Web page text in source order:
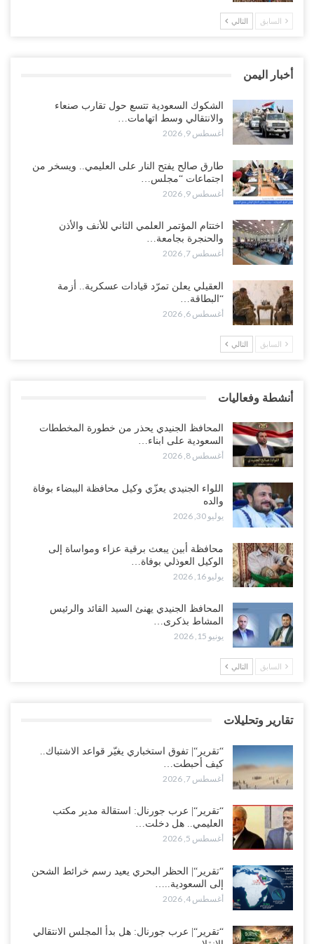
“عدن“| احتجاجاً على تأخر المرتبات.. موظفو المكتب الطبي السعودي
بسبب قرب الانسحاب العسكري الأمريكي من “الشرق الأوسط”..!
أغسطس 8, 2026
شامل..!
أغسطس 8, 2026
السعودية تحاول احتواء بن بريك بعد تهديده بالمواجهة.. هل بدأت معركة
إسكات الصوت الحضرمي..!
أغسطس 8, 2026
المحافظ الجنيدي يحذر من خطورة المخططات السعودية على ابناء
الجنوب..!
أغسطس 8, 2026
“تقرير“| تفوق استخباري يغيّر قواعد الاشتباك.. كيف أحبطت صنعاء
فصائل موالية للإمارات..!
أغسطس 7, 2026
في يافع..!
أغسطس 7, 2026
دعوات لتطوير خدمات السمع ومواكبة التقنيات…
أغسطس 7, 2026
“حضرموت“| عصيان مدني واسع ورفض للتجنيد السعودي يوسّعان
المواجهة مع الرياض..!
أغسطس 6, 2026
العقيلي يعلن تمرّد قيادات عسكرية.. أزمة “البطاقة الذكية” تمهّد لإقالات
ضربات صنعاء تربك التحشيدات السعودية شرق اليمن.. خسائر بشرية
وانسحابات وفوضى تعصف بمعسكرات حضرموت ومأرب..!
أغسطس 6, 2026
تداعيات هروب باكريت تتصاعد.. اعتقالات في الرياض وتوتر قبلي يهدد
بتعقيد المشهد في المهرة..!
أغسطس 6, 2026
في أحياء المكلا بالتزامن مع العصيان المدني..!
أغسطس 6, 2026
للسعودية بشأن النفط..!
السابق التالي
أخبار اليمن
الشكوك السعودية تتسع حول تقارب صنعاء
والانتقالي وسط اتهامات…
أغسطس 9, 2026
طارق صالح يفتح النار على العليمي.. ويسخر من
اجتماعات “مجلس…
أغسطس 9, 2026
اختتام المؤتمر العلمي الثاني للأنف والأذن
والحنجرة بجامعة…
أغسطس 7, 2026
العقيلي يعلن تمرّد قيادات عسكرية.. أزمة
“البطاقة…
أغسطس 6, 2026
السابق التالي
أنشطة وفعاليات
المحافظ الجنيدي يحذر من خطورة المخططات
السعودية على ابناء…
أغسطس 8, 2026
اللواء الجنيدي يعزّي وكيل محافظة الببضاء بوفاة
والده
يوليو 30, 2026
محافظة أبين يبعث برقية عزاء ومواساة إلى
الوكيل العوذلي بوفاة…
يوليو 16, 2026
المحافظ الجنيدي يهنئ السيد القائد والرئيس
المشاط بذكرى…
يونيو 15, 2026
السابق التالي
تقارير وتحليلات
“تقرير“| تفوق استخباري يغيّر قواعد الاشتباك..
كيف أحبطت…
أغسطس 7, 2026
“تقرير“| عرب جورنال: استقالة مدير مكتب
العليمي.. هل دخلت…
أغسطس 5, 2026
“تقرير“| الحظر البحري يعيد رسم خرائط الشحن
إلى السعودية..…
أغسطس 4, 2026
“تقرير“| عرب جورنال: هل بدأ المجلس الانتقالي